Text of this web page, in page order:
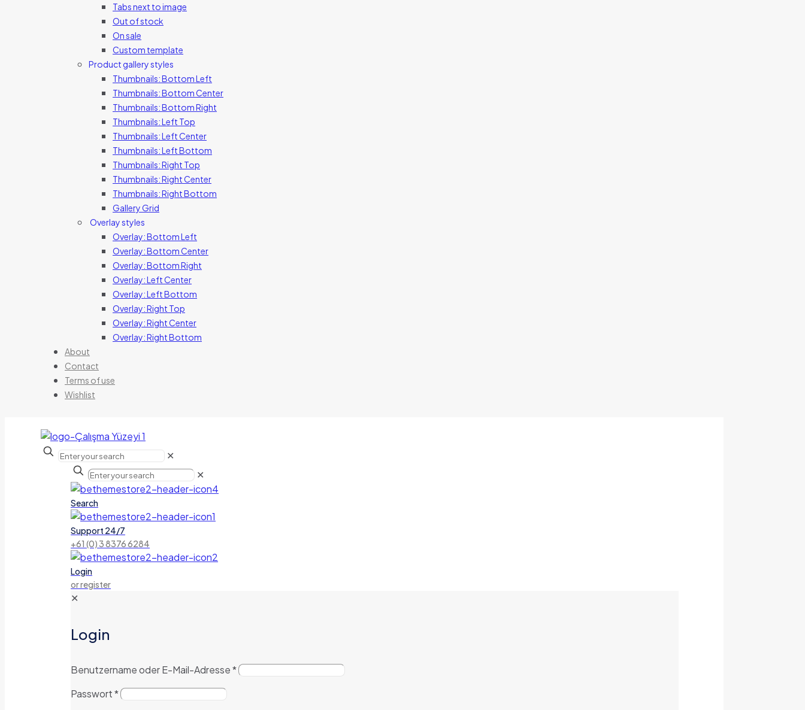
Tabs next to image
Out of stock
On sale
Custom template
Product gallery styles
Thumbnails: Bottom Left
Thumbnails: Bottom Center
Thumbnails: Bottom Right
Thumbnails: Left Top
Thumbnails: Left Center
Thumbnails: Left Bottom
Thumbnails: Right Top
Thumbnails: Right Center
Thumbnails: Right Bottom
Gallery Grid
Overlay styles
Overlay: Bottom Left
Overlay: Bottom Center
Overlay: Bottom Right
Overlay: Left Center
Overlay: Left Bottom
Overlay: Right Top
Overlay: Right Center
Overlay: Right Bottom
About
Contact
Terms of use
Wishlist
✕
✕
Search
Support 24/7
+61 (0) 3 8376 6284
Login
or register
✕
Login
Benutzername oder E-Mail-Adresse*
Passwort*